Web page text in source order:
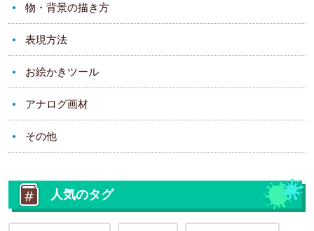
物・背景の描き方
表現方法
お絵かきツール
アナログ画材
その他
人気のタグ